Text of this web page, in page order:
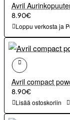
Avril
8.90€
Loppu verkosta ja
Avril compact
8.90€
Lisää ostoskoriin